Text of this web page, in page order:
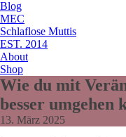
Blog
MEC
Schlaflose Muttis
EST. 2014
About
Shop
Wie du mit
besser umgehen
13. März 2025